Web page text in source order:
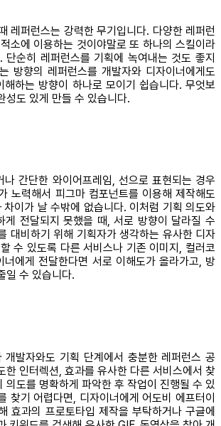
레퍼런스는 강력한 무기입니다. 다양한 레퍼런
소에 이용하는 것이야말로 또 하나의 스킬이라
단순히 레퍼런스를 기획에 녹여내는 것도 좋지
방향의 레퍼런스를 개발자와 디자이너에게도
해하는 방향이 하나로 모이기 쉽습니다. 무엇보
성도 있게 만들 수 있습니다.
나 간단한 와이어프레임, 선으로 표현되는 경우
노력해서 피그마 컴포넌트를 이용해 제작해도
차이가 날 수밖에 없습니다. 이처럼 기획 의도와
게 전달되지 못했을 때, 서로 방향이 달라질 수
대비하기 위해 기획자가 생각하는 유사한 디자
수 있도록 다른 서비스나 기존 이미지, 컬러코
너에게 전달한다면 서로 이해도가 올라가고, 방
일 수 있습니다.
개발자와도 기획 단계에서 충분한 레퍼런스 공
한 인터렉션, 효과를 유사한 다른 서비스에서 찾
의도를 명확하게 파악한 후 작업이 진행될 수 있
찾기 어렵다면, 디자이너에게 어도비 에프터이
효과의 프로토타입 제작을 부탁하거나 구글에